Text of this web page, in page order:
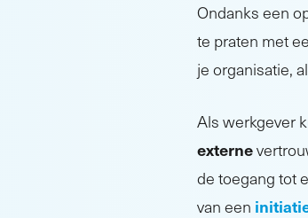
Ondanks een
te praten met
je organisatie,
Als werkgever
externe
de toegang tot
van een